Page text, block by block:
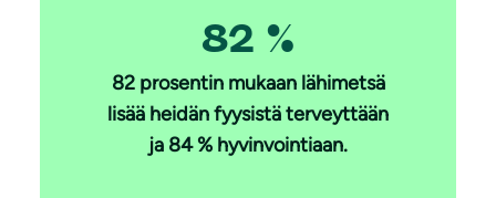
82 %
82 prosentin mukaan lähimetsä
lisää heidän fyysistä terveyttään
ja 84 % hyvinvointiaan.